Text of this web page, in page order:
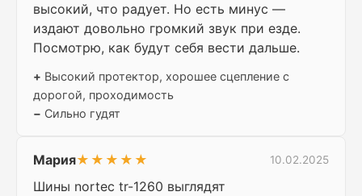
высокий, что радует. Но есть минус —
издают довольно громкий звук при езде.
Посмотрю, как будут себя вести дальше.
+ Высокий протектор, хорошее сцепление с
дорогой, проходимость
− Сильно гудят
Мария★★★★★ 10.02.2025
Шины nortec tr-1260 выглядят